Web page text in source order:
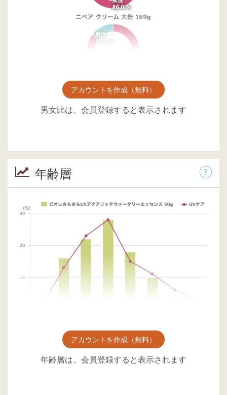
アカウントを作成（無料）
男女比は、会員登録すると表示されます
年齢層
アカウントを作成（無料）
年齢層は、会員登録すると表示されます